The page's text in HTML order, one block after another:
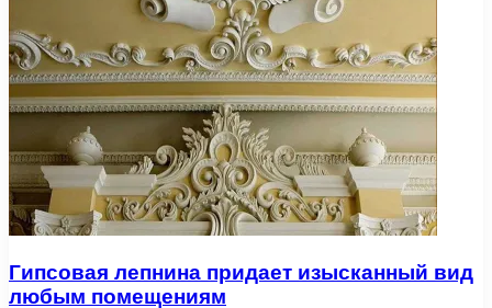
Гипсовая лепнина придает изысканный вид
любым помещениям